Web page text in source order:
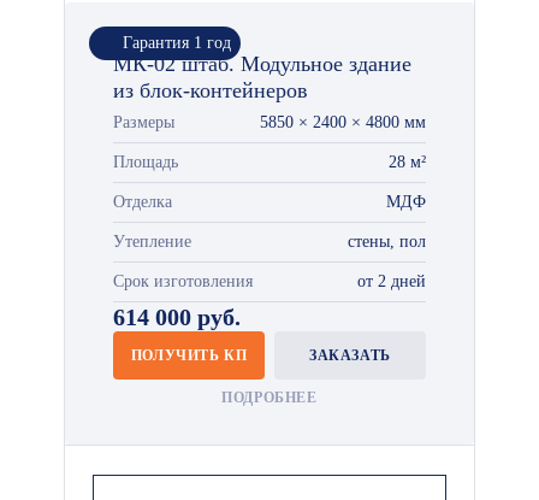
Гарантия 1 год
МК-02 штаб. Модульное здание
из блок-контейнеров
Размеры 5850 × 2400 × 4800 мм
Площадь 28 м²
Отделка МДФ
Утепление стены, пол
Срок изготовления от 2 дней
614 000 руб.
ПОЛУЧИТЬ КП ЗАКАЗАТЬ
ПОДРОБНЕЕ